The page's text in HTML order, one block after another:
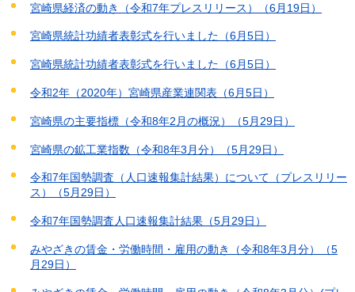
宮崎県経済の動き（令和7年プレスリリース）（6月19日）
宮崎県統計功績者表彰式を行いました（6月5日）
宮崎県統計功績者表彰式を行いました（6月5日）
令和2年（2020年）宮崎県産業連関表（6月5日）
宮崎県の主要指標（令和8年2月の概況）（5月29日）
宮崎県の鉱工業指数（令和8年3月分）（5月29日）
令和7年国勢調査（人口速報集計結果）について（プレスリリー
ス）（5月29日）
令和7年国勢調査人口速報集計結果（5月29日）
みやざきの賃金・労働時間・雇用の動き（令和8年3月分）（5
月29日）